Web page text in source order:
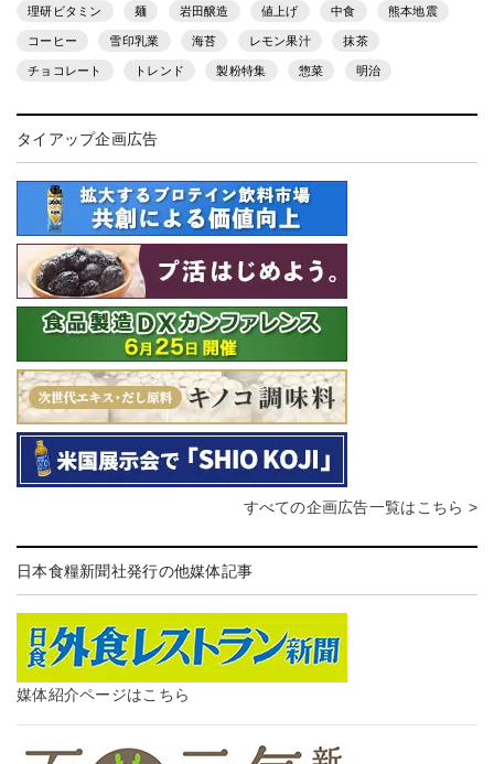
理研ビタミン 麺 岩田醸造 値上げ 中食 熊本地震
コーヒー 雪印乳業 海苔 レモン果汁 抹茶
チョコレート トレンド 製粉特集 惣菜 明治
タイアップ企画広告
すべての企画広告一覧はこちら >
日本食糧新聞社発行の他媒体記事
媒体紹介ページはこちら